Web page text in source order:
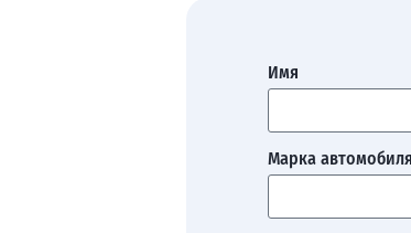
Имя
Марка автомобиля